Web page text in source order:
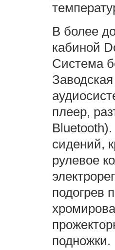
В более
кабиной
Система
плеер,
сидений,
рулевое
подогрев
подножки.